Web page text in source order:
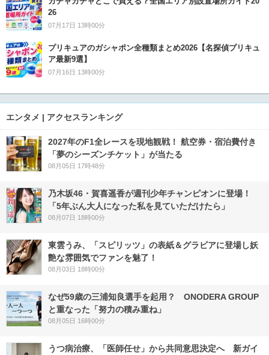
26
07月17日 13時00分
プリキュアのガシャポン全種類まとめ2026【名探偵プリキュ
ア最新9選】
07月16日 13時00分
エンタメ | アクセスランキング
2027年のF1全レースを現地観戦！ 航空券・宿泊費付き
「夢のシーズンチケット」が当たる
08月05日 17時48分
乃木坂46・賀喜遥香が週刊少年チャンピオンに登場！
「5年ぶん大人になった私を見ていただけたら」
08月07日 18時00分
東雲うみ、「スピリッツ」の表紙＆グラビアに登場し妖
艶な雰囲気でファンを魅了！
08月03日 18時00分
なぜ59歳の三浦知良選手を起用？ ONODERA GROUP
と重なった「努力の積み重ね」
08月05日 16時00分
うつ病治療、「医師任せ」から共同意思決定へ 新ガイ